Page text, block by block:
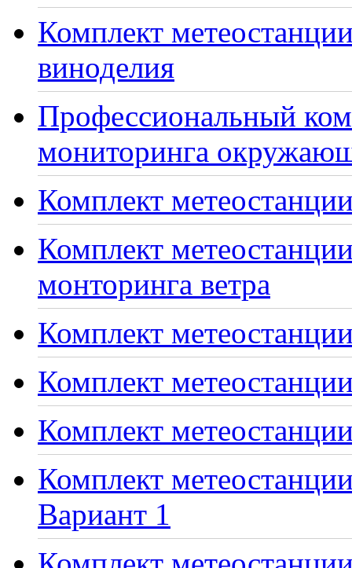
Комплект
виноделия
Профессиональный
мониторинга
Комплект
Комплект
монторинга ветра
Комплект
Комплект
Комплект
Комплект
Вариант 1